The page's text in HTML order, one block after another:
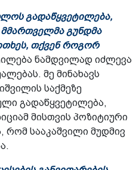
გადაწყვეტილება,
გუნდმა
თქვენ როგორ
ნამდვილად იძლევა
მე მინახავს
საქმეზე
გადაწყვეტილება,
მისთვის პოზიტიური
რომ სააკაშვილი მუდმივ